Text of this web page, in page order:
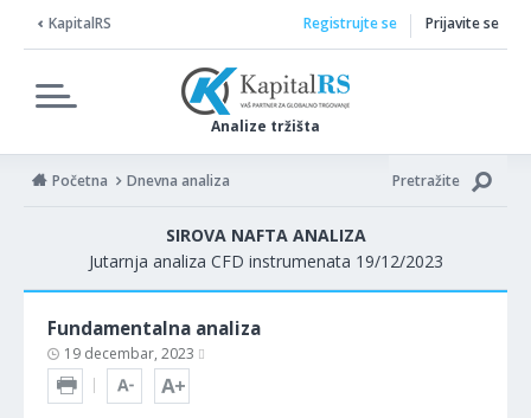
KapitalRS
Analize tržišta
Registrujte se Prijavite se
Početna Dnevna analiza Pretražite
SIROVA NAFTA ANALIZA
Jutarnja analiza CFD instrumenata 19/12/2023
Fundamentalna analiza
19 decembar, 2023